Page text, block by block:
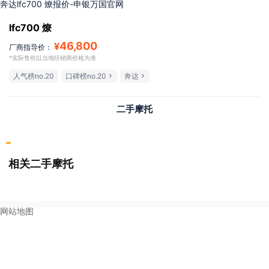
奔达lfc700 燎报价-申银万国官网
lfc700 燎
厂商指导价： ¥46,800
*实际售价以当地经销商价格为准
人气榜no.20 口碑榜no.20 奔达
二手摩托
相关二手摩托
网站地图